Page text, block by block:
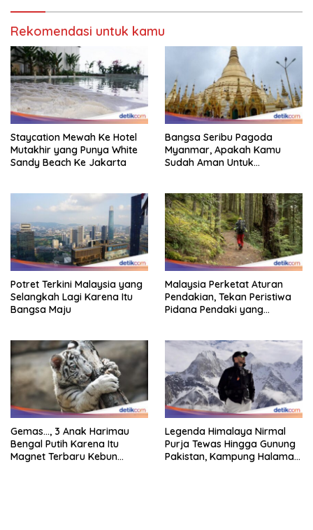
Rekomendasi untuk kamu
Staycation Mewah Ke Hotel
Mutakhir yang Punya White
Sandy Beach Ke Jakarta
Bangsa Seribu Pagoda
Myanmar, Apakah Kamu
Sudah Aman Untuk
Potret Terkini Malaysia yang
Selangkah Lagi Karena Itu
Bangsa Maju
Malaysia Perketat Aturan
Pendakian, Tekan Peristiwa
Pidana Pendaki yang
Gemas…, 3 Anak Harimau
Bengal Putih Karena Itu
Magnet Terbaru Kebun
Legenda Himalaya Nirmal
Purja Tewas Hingga Gunung
Pakistan, Kampung Halaman